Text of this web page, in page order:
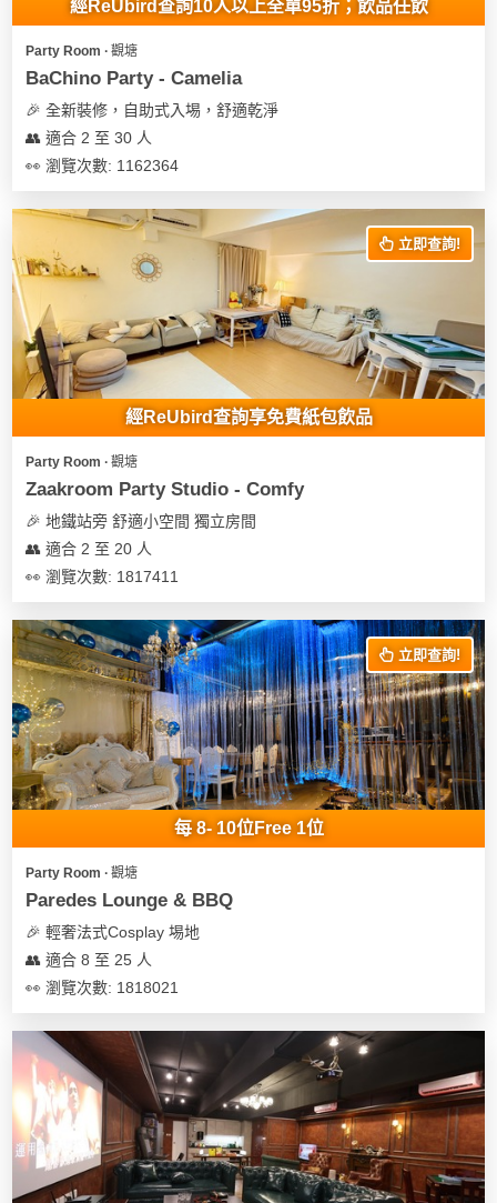
經ReUbird查詢10人以上全單95折；飲品任飲
Party Room ∙ 觀塘
BaChino Party - Camelia
🎉 全新裝修，自助式入埸，舒適乾淨
👥 適合 2 至 30 人
👀 瀏覽次數: 1162364
立即查詢!
經ReUbird查詢享免費紙包飲品
Party Room ∙ 觀塘
Zaakroom Party Studio - Comfy
🎉 地鐵站旁 舒適小空間 獨立房間
👥 適合 2 至 20 人
👀 瀏覽次數: 1817411
立即查詢!
每 8- 10位Free 1位
Party Room ∙ 觀塘
Paredes Lounge & BBQ
🎉 輕奢法式Cosplay 埸地
👥 適合 8 至 25 人
👀 瀏覽次數: 1818021